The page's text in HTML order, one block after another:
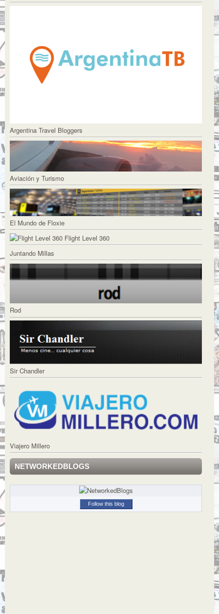
Argentina Travel Bloggers
Aviación y Turismo
El Mundo de Floxie
Flight Level 360
Juntando Millas
Rod
Sir Chandler
Viajero Millero
NETWORKEDBLOGS
Follow this blog